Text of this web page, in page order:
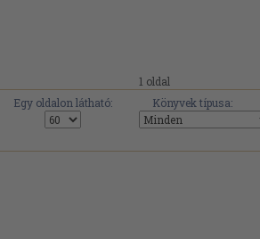
1 oldal
Egy oldalon látható: Könyvek típusa: